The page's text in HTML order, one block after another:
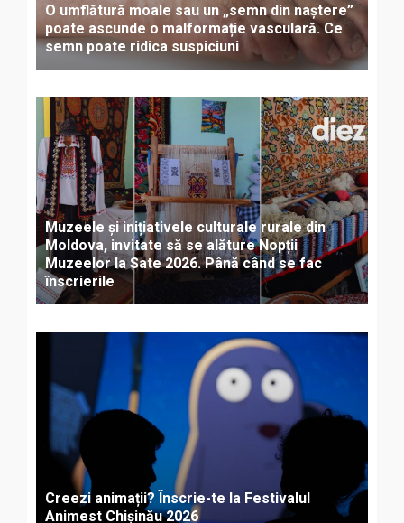
O umflătură moale sau un „semn din naștere”
poate ascunde o malformație vasculară. Ce
semn poate ridica suspiciuni
Muzeele și inițiativele culturale rurale din
Moldova, invitate să se alăture Nopții
Muzeelor la Sate 2026. Până când se fac
înscrierile
Creezi animații? Înscrie-te la Festivalul
Animest Chișinău 2026